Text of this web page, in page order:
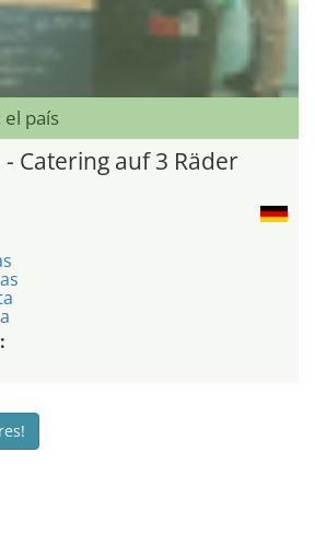
país
Catering auf 3 Räder